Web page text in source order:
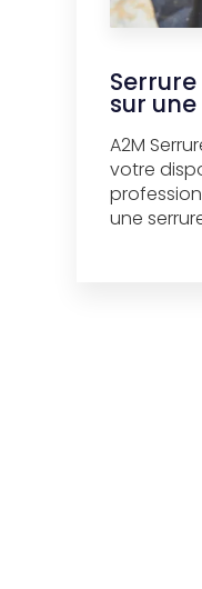
sur
A2M
votre
une